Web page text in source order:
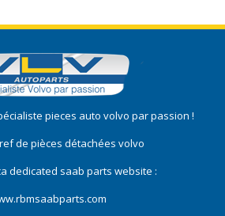
pieces auto volvo par passion !
de pièces détachées volvo
dedicated saab parts website :